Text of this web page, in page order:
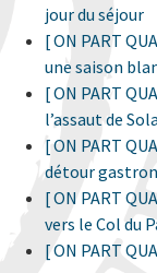
jour du séjour
[ ON PART
une saison
[ ON PART
l’assaut de
[ ON PART
détour
[ ON PART
vers le Col du
[ ON PART